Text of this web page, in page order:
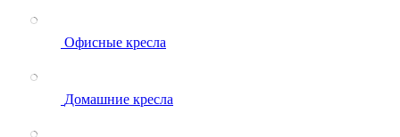
Офисные кресла
Домашние кресла